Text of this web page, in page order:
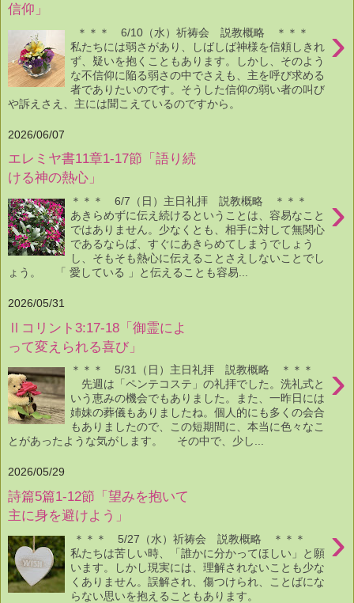
信仰」
›
＊＊＊ 6/10（水）祈祷会 説教概略 ＊＊＊
私たちには弱さがあり、しばしば神様を信頼しきれ
ず、疑いを抱くこともあります。しかし、そのよう
な不信仰に陥る弱さの中でさえも、主を呼び求める
者でありたいのです。そうした信仰の弱い者の叫び
や訴えさえ、主には聞こえているのですから。
2026/06/07
エレミヤ書11章1-17節「語り続
ける神の熱心」
›
＊＊＊ 6/7（日）主日礼拝 説教概略 ＊＊＊
あきらめずに伝え続けるということは、容易なこと
ではありません。少なくとも、相手に対して無関心
であるならば、すぐにあきらめてしまうでしょう
し、そもそも熱心に伝えることさえしないことでし
ょう。 「 愛している 」と伝えることも容易...
2026/05/31
Ⅱコリント3:17-18「御霊によ
って変えられる喜び」
›
＊＊＊ 5/31（日）主日礼拝 説教概略 ＊＊＊
先週は「ペンテコステ」の礼拝でした。洗礼式と
いう恵みの機会でもありました。また、一昨日には
姉妹の葬儀もありましたね。個人的にも多くの会合
もありましたので、この短期間に、本当に色々なこ
とがあったような気がします。 その中で、少し...
2026/05/29
詩篇5篇1-12節「望みを抱いて
主に身を避けよう」
›
＊＊＊ 5/27（水）祈祷会 説教概略 ＊＊＊
私たちは苦しい時、「誰かに分かってほしい」と願
います。しかし現実には、理解されないことも少な
くありません。誤解され、傷つけられ、ことばにな
らない思いを抱えることもあります。